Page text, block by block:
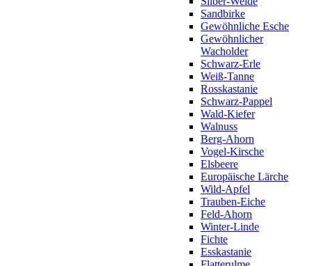
Sandbirke
Gewöhnliche Esche
Gewöhnlicher
Wacholder
Schwarz-Erle
Weiß-Tanne
Rosskastanie
Schwarz-Pappel
Wald-Kiefer
Walnuss
Berg-Ahorn
Vogel-Kirsche
Elsbeere
Europäische Lärche
Wild-Apfel
Trauben-Eiche
Feld-Ahorn
Winter-Linde
Fichte
Esskastanie